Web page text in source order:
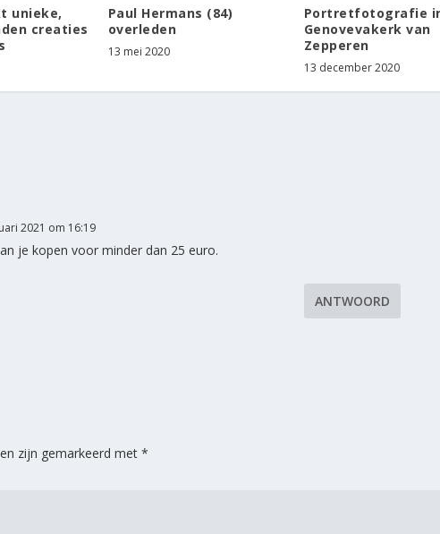
unieke,
creaties
Paul Hermans (84)
overleden
13 mei 2020
Portretfotografie
Genovevakerk van
Zepperen
13 december 2020
2021 om 16:19
je kopen voor minder dan 25 euro.
ANTWOORD
zijn gemarkeerd met*